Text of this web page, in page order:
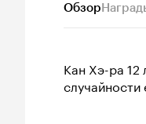
Обзор
Кан Хэ-ра 12